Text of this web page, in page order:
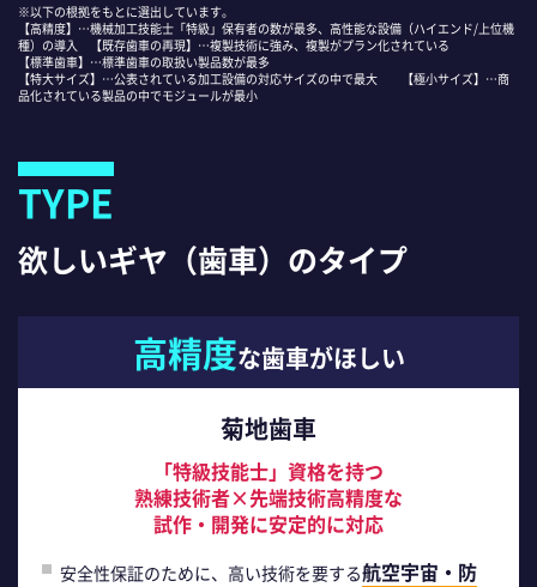
※以下の根拠をもとに選出しています。
【高精度】…機械加工技能士「特級」保有者の数が最多、高性能な設備（ハイエンド/上位機
種）の導入 【既存歯車の再現】…複製技術に強み、複製がプラン化されている
【標準歯車】…標準歯車の取扱い製品数が最多
【特大サイズ】…公表されている加工設備の対応サイズの中で最大 【極小サイズ】…商
品化されている製品の中でモジュールが最小
TYPE
欲しいギヤ（歯車）のタイプ
高精度な歯車がほしい
菊地歯車
「特級技能士」資格を持つ
熟練技術者×先端技術高精度な
試作・開発に安定的に対応
安全性保証のために、高い技術を要する航空宇宙・防